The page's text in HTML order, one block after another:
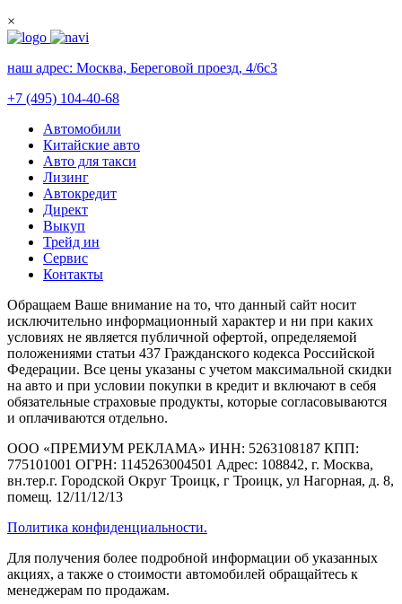
×
наш адрес: Москва, Береговой проезд, 4/6с3
+7 (495) 104-40-68
Автомобили
Китайские авто
Авто для такси
Лизинг
Автокредит
Директ
Выкуп
Трейд ин
Сервис
Контакты
Обращаем Ваше внимание на то, что данный сайт носит
исключительно информационный характер и ни при каких
условиях не является публичной офертой, определяемой
положениями статьи 437 Гражданского кодекса Российской
Федерации. Все цены указаны с учетом максимальной скидки
на авто и при условии покупки в кредит и включают в себя
обязательные страховые продукты, которые согласовываются
и оплачиваются отдельно.
ООО «ПРЕМИУМ РЕКЛАМА» ИНН: 5263108187 КПП:
775101001 ОГРН: 1145263004501 Адрес: 108842, г. Москва,
вн.тер.г. Городской Округ Троицк, г Троицк, ул Нагорная, д. 8,
помещ. 12/11/12/13
Политика конфиденциальности.
Для получения более подробной информации об указанных
акциях, а также о стоимости автомобилей обращайтесь к
менеджерам по продажам.